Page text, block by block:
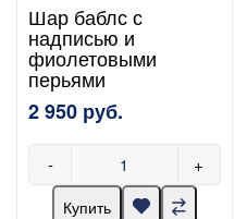
Шар баблс с
надписью и
фиолетовыми
перьями
2 950 руб.
- +
Купить